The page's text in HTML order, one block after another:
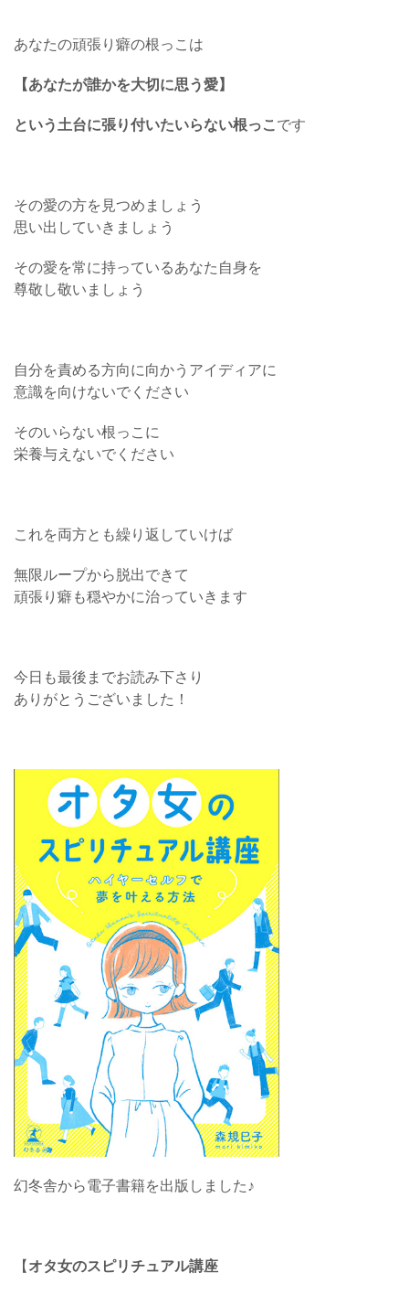
あなたの頑張り癖の根っこは
【あなたが誰かを大切に思う愛】
という土台に張り付いたいらない根っこ です
その愛の方を見つめましょう
思い出していきましょう
その愛を常に持っているあなた自身を
尊敬し敬いましょう
自分を責める方向に向かうアイディアに
意識を向けないでください
そのいらない根っこに
栄養与えないでください
これを両方とも繰り返していけば
無限ループから脱出できて
頑張り癖も穏やかに治っていきます
今日も最後までお読み下さり
ありがとうございました！
幻冬舎から電子書籍を出版しました♪
【オタ女のスピリチュアル講座